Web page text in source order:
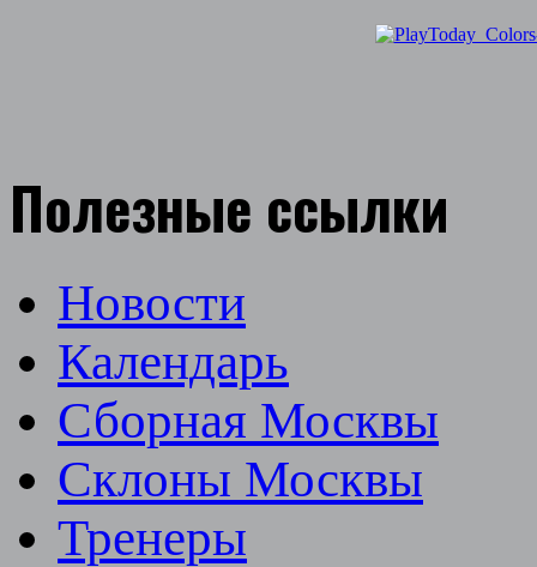
Полезные ссылки
Новости
Календарь
Сборная Москвы
Склоны Москвы
Тренеры